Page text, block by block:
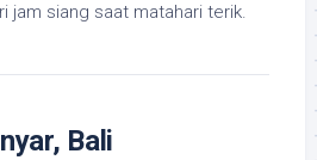
jam siang saat matahari terik.
Bali